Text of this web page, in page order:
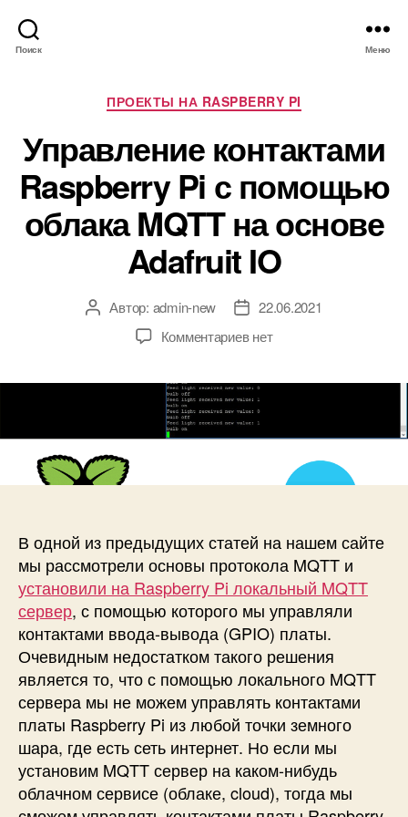
Поиск Меню
Р
у
р
и
к
и
ПРОЕКТЫ НА RASPBERRY PI
Управление контактами
Raspberry Pi с помощью
облака MQTT на основе
Adafruit IO
А
р
и
с
Автор: admin-new
Д
т
з
а
п
и
22.06.2021
Комментариевк
п
и
с
а
в
л
е
н
и
е
к
о
т
а
к
т
нет
В одной из предыдущих статей на нашем сайте
мы рассмотрели основы протокола MQTT и
установили на Raspberry Pi локальный MQTT
сервер, с помощью которого мы управляли
контактами ввода-вывода (GPIO) платы.
Очевидным недостатком такого решения
является то, что с помощью локального MQTT
сервера мы не можем управлять контактами
платы Raspberry Pi из любой точки земного
шара, где есть сеть интернет. Но если мы
установим MQTT сервер на каком-нибудь
облачном сервисе (облаке, cloud), тогда мы